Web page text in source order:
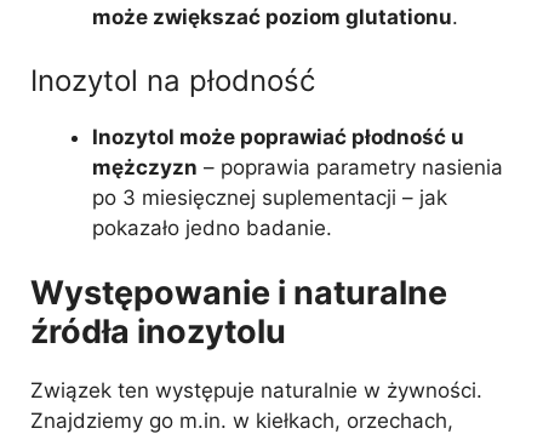
może zwiększać poziom glutationu.
Inozytol na płodność
Inozytol może poprawiać płodność u
mężczyzn – poprawia parametry nasienia
po 3 miesięcznej suplementacji – jak
pokazało jedno badanie.
Występowanie i naturalne
źródła inozytolu
Związek ten występuje naturalnie w żywności.
Znajdziemy go m.in. w kiełkach, orzechach,